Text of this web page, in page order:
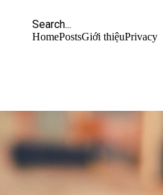
HomePostsGiới thiệuPrivacy